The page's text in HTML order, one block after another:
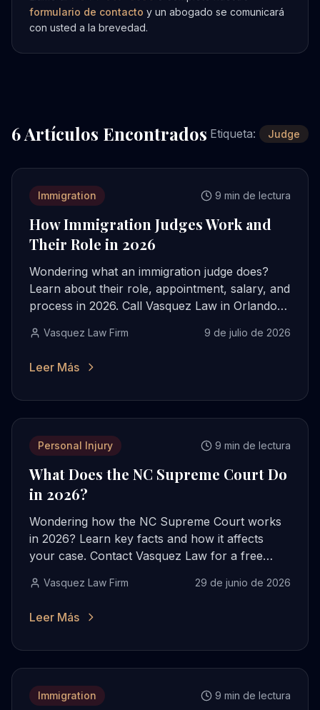
formulario de contacto y un abogado se comunicará
con usted a la brevedad.
6Artículos Encontrados Etiqueta: Judge
Immigration 9 min de lectura
How Immigration Judges Work and
Their Role in 2026
Wondering what an immigration judge does?
Learn about their role, appointment, salary, and
process in 2026. Call Vasquez Law in Orlando
Vasquez Law Firm 9 de julio de 2026
Leer Más
Personal Injury 9 min de lectura
What Does the NC Supreme Court Do
in 2026?
Wondering how the NC Supreme Court works
in 2026? Learn key facts and how it affects
your case. Contact Vasquez Law for a free
Vasquez Law Firm 29 de junio de 2026
Leer Más
Immigration 9 min de lectura